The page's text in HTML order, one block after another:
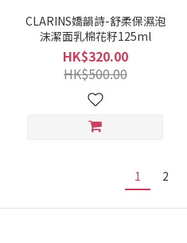
CLARINS嬌韻詩-舒柔保濕泡
沫潔面乳棉花籽125ml
HK$320.00
HK$500.00
1 2